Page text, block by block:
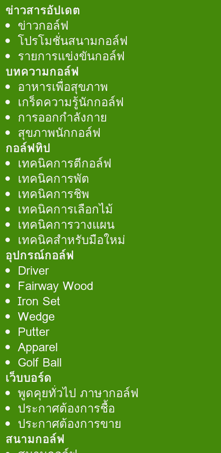
ข่าวสารอัปเดต
ข่าวกอล์ฟ
โปรโมชั่นสนามกอล์ฟ
รายการแข่งขันกอล์ฟ
บทความกอล์ฟ
อาหารเพื่อสุขภาพ
เกร็ดความรู้นักกอล์ฟ
การออกกำลังกาย
สุขภาพนักกอล์ฟ
กอล์ฟทิป
เทคนิคการตีกอล์ฟ
เทคนิคการพัต
เทคนิคการชิพ
เทคนิคการเลือกไม้
เทคนิคการวางแผน
เทคนิคสำหรับมือใหม่
อุปกรณ์กอล์ฟ
Driver
Fairway Wood
Iron Set
Wedge
Putter
Apparel
Golf Ball
เว็บบอร์ด
พูดคุยทั่วไป ภาษากอล์ฟ
ประกาศต้องการชื้อ
ประกาศต้องการขาย
สนามกอล์ฟ